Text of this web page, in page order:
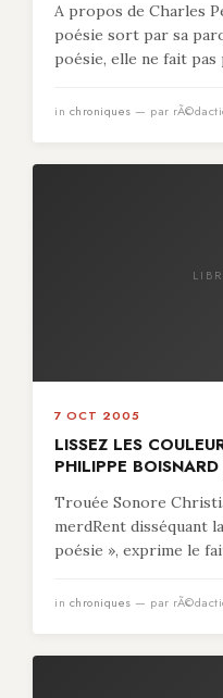
A propos de Charles
poésie sort par sa
poésie, elle ne fait pas
in chroniques — par
7 OCT 2005
LISSEZ LES
PHILIPPE
Trouée Sonore
merdRent disséquant
poésie », exprime le
in chroniques — par